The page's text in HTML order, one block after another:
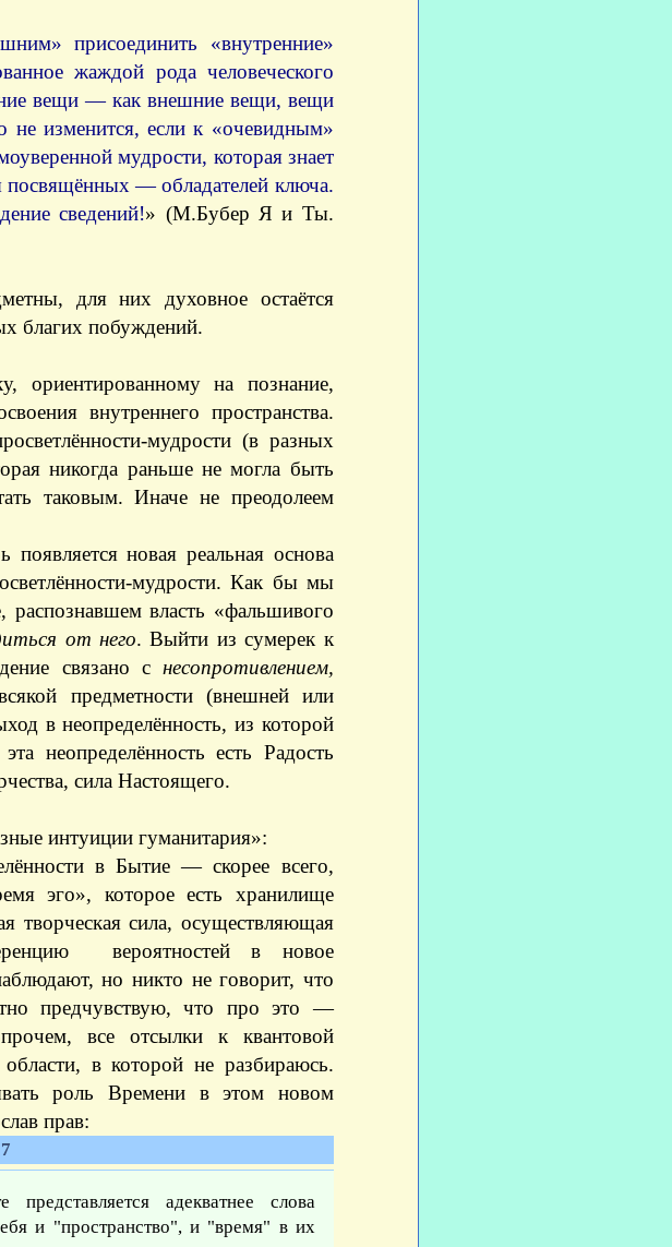
присоединить «внутренние»
жаждой рода человеческого
вещи — как внешние вещи, вещи
изменится, если к «очевидным»
мудрости, которая знает
посвящённых — обладателей ключа.
сведений!» (М.Бубер Я и Ты.
для них духовное остаётся
благих побуждений.
ориентированному на познание,
внутреннего пространства.
мудрости (в разных
никогда раньше не могла быть
таковым. Иначе не преодолеем
новая реальная основа
мудрости. Как бы мы
распознавшем власть «фальшивого
от него. Выйти из сумерек к
связано с несопротивлением,
предметности (внешней или
в неопределённость, из которой
неопределённость есть Радость
сила Настоящего.
интуиции гуманитария»:
в Бытие — скорее всего,
эго», которое есть хранилище
творческая сила, осуществляющая
вероятностей в новое
но никто не говорит, что
предчувствую, что про это —
все отсылки к квантовой
в которой не разбираюсь.
роль Времени в этом новом
прав:
адекватнее слова
и "пространство", и "время" в их